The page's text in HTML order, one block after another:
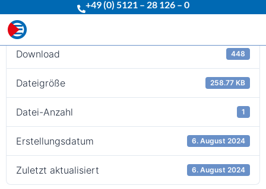
+49 (0) 5121 – 28 126 – 0
Download
Download 448
Dateigröße 258.77 KB
Datei-Anzahl 1
Erstellungsdatum 6. August 2024
Zuletzt aktualisiert 6. August 2024